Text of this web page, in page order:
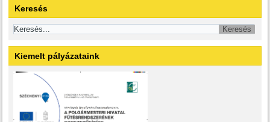
Keresés
Kiemelt pályázataink